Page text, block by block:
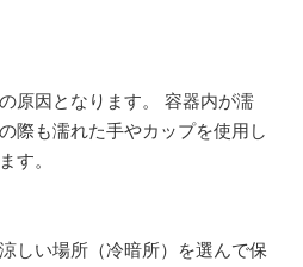
原因となります。 容器内が濡
際も濡れた手やカップを使用し
す。
しい場所（冷暗所）を選んで保